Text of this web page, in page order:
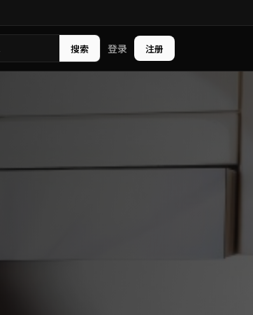
搜索 登录 注册